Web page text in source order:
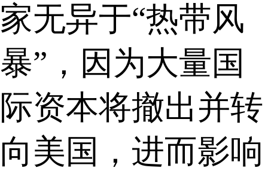
家无异于“热带风
暴”，因为大量国
际资本将撤出并转
向美国，进而影响